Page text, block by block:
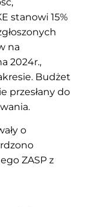
stanowi 15%
na
2024r.,
Budżet
przesłany do
o
ZASP z